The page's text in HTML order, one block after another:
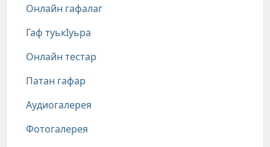
Онлайн гафалаг
Гаф туькIуьра
Онлайн тестар
Патан гафар
Аудиогалерея
Фотогалерея